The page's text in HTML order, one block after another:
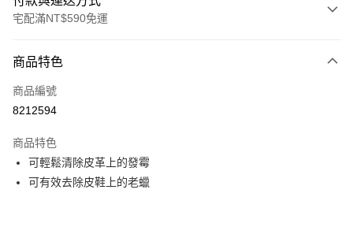
宅配滿NT$590免運
POYA支付
信用卡一次付款
Apple Pay
街口支付
商品特色
商品編號
8212594
商品特色
可輕鬆清除皮革上的發霉
可有效去除皮鞋上的老蠟